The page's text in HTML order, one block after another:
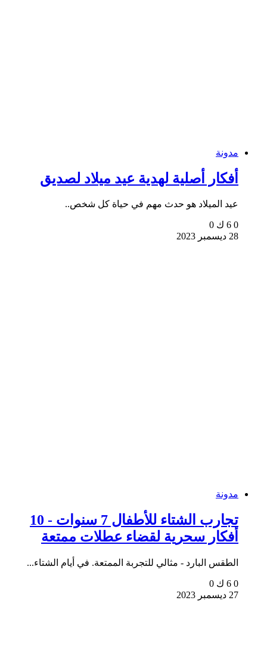
مدونة
أفكار أصلية لهدية عيد ميلاد لصديق
عيد الميلاد هو حدث مهم في حياة كل شخص..
0 6 ك
0
28 ديسمبر 2023
مدونة
تجارب الشتاء للأطفال 7 سنوات - 10
أفكار سحرية لقضاء عطلات ممتعة
الطقس البارد - مثالي للتجربة الممتعة. في أيام الشتاء...
0 6 ك
0
27 ديسمبر 2023